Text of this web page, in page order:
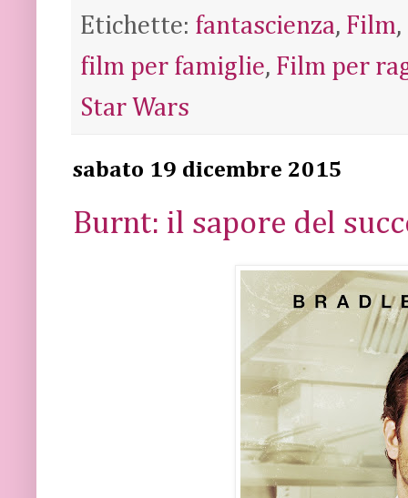
Etichette: fantascienza, Film,
film per famiglie, Film per
Star Wars
sabato 19 dicembre 2015
Burnt: il sapore del